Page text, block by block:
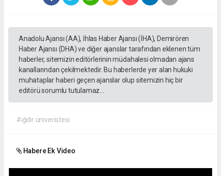
Anadolu Ajansı (AA), İhlas Haber Ajansı (İHA), Demirören
Haber Ajansı (DHA) ve diğer ajanslar tarafından eklenen tüm
haberler, sitemizin editörlerinin müdahalesi olmadan ajans
kanallarından çekilmektedir. Bu haberlerde yer alan hukuki
muhataplar haberi geçen ajanslar olup sitemizin hiç bir
editörü sorumlu tutulamaz...
#ığdır üniveristesi
Habere Ek Video